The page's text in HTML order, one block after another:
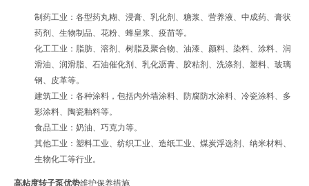
制药工业：各型药丸糊、浸膏、乳化剂、糖浆、营养液、中成药、膏状
药剂、生物制品、花粉、蜂皇浆、疫苗等。
化工工业：脂肪、溶剂、树脂及聚合物、油漆、颜料、染料、涂料、润
滑油、润滑脂、石油催化剂、乳化沥青、胶粘剂、洗涤剂、塑料、玻璃
钢、皮革等。
建筑工业：各种涂料，包括内外墙涂料、防腐防水涂料、冷瓷涂料、多
彩涂料、陶瓷釉料等。
食品工业：奶油、巧克力等。
其他工业：塑料工业、纺织工业、造纸工业、煤炭浮选剂、纳米材料、
生物化工等行业。
高粘度转子泵优势维护保养措施